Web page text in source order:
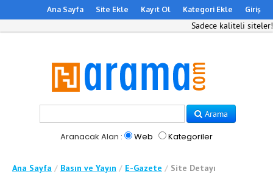
Ana Sayfa Site Ekle Kayıt Ol Kategori Ekle Giriş
Sadece kaliteli siteler!
Arama
Aranacak Alan : Web Kategoriler
Ana Sayfa / Basın ve Yayın / E-Gazete / Site Detayı